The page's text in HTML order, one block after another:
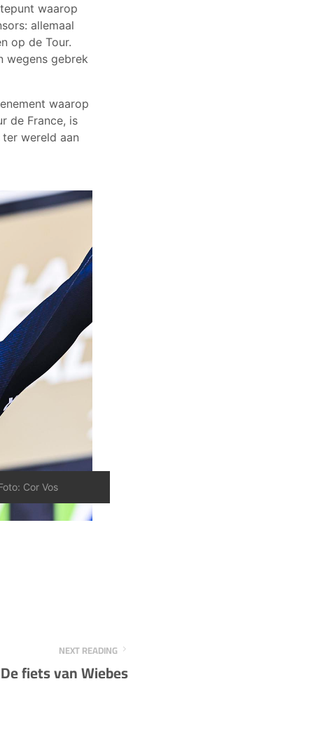
waarop
allemaal
op de Tour.
wegens gebrek
waarop
de France, is
wereld aan
Cor Vos
NEXT READING
De fiets van Wiebes